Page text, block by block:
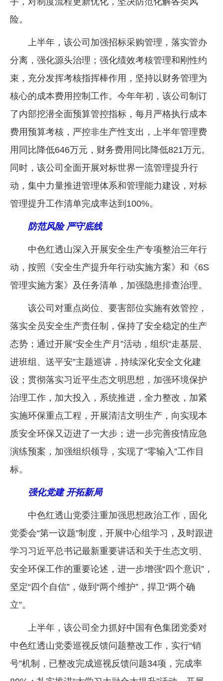
险。
上半年，该公司加强招标采购管理，落实管办
分离，强化源头治理；强化绩效考核管理和刚性约
束，充分发挥考核指挥棒作用，坚持以财务管理为
核心的成本费用控制工作。今年年初，该公司制订
了内部挖潜全面预算管控指标，每月严格执行成本
费用预算考核，严控非生产性支出，上半年管理费
用同比降低646万元，财务费用同比降低821万元。
同时，该公司全面开展对标世界一流管理提升行
动，集中力量推进管理体系和管理能力建设，对标
管理提升工作清单完成率达到100%。
防范风险 严守底线
中色红透山深入开展安全生产专项整治三年行
动，按照《安全生产提升年行动实施方案》和《6S
管理实施方案》及任务清单，加强隐患排查治理。
该公司对重点岗位、要害部位实施有效管控，
落实全员安全生产责任制，保持了安全稳定的生产
态势；通过开展“安全生产月”活动，组织“走基层、
进班组、送平安”主题巡讲，持续深化安全文化建
设；贯彻落实习近平生态文明思想，加强环境保护
治理工作，加大投入，系统推进，全力整改，加紧
实施环保重点工程，开展清洁文明生产，向实现本
质安全环保又迈进了一大步；进一步完善疫情应急
演练预案，加强组织领导，实现了“零输入”工作目
标。
强化党建 开拓新局
中色红透山党委注重加强思想政治工作，固化
党委会“第一议题”制度，开展中心组学习，及时跟进
学习习近平总书记最新重要讲话和关于生态文明、
安全环保工作的重要论述，进一步增强“四个意识”，
坚定“四个自信”，做到“两个维护”，捍卫“两个确
立”。
上半年，该公司全力抓好中国有色集团党委对
中色红透山党委巡视反馈问题整改工作，实行“销
号”机制，已整改完成巡视反馈问题34项，完成率